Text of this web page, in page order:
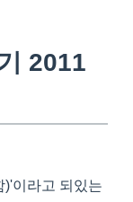
2011
)'이라고 되있는